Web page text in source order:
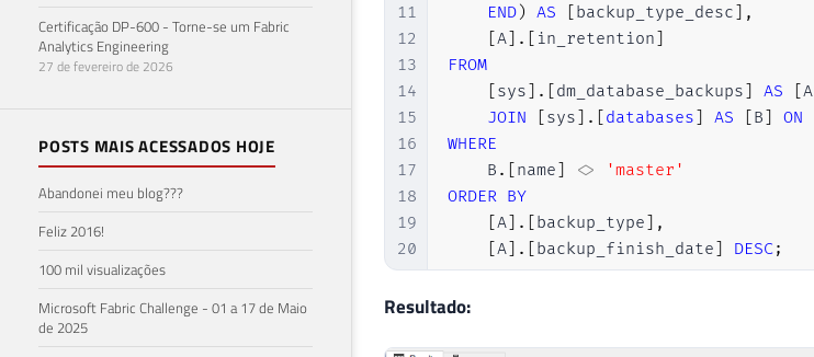
Certificação DP-600 - Torne-se um Fabric
Analytics Engineering
27 de fevereiro de 2026
POSTS MAIS ACESSADOS HOJE
Abandonei meu blog???
Feliz 2016!
100 mil visualizações
Microsoft Fabric Challenge - 01 a 17 de Maio
de 2025
11
12
13
14
15
16
17
18
19
20
END) AS backup_type_desc
,
A] . in_retention
FROM
sys . dm_database_backups AS A]
JOIN
sys . databases AS B ON
WHERE
    B
. name <>
'master'
ORDER BY
A] . backup_type
,
A] . backup_finish_date DESC;
Resultado: